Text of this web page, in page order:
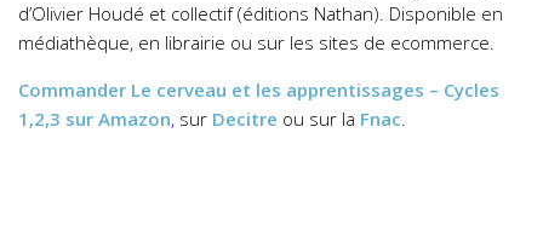
d’Olivier Houdé et collectif (éditions Nathan). Disponible en
médiathèque, en librairie ou sur les sites de ecommerce.
Commander Le cerveau et les apprentissages – Cycles
1,2,3 sur Amazon, sur Decitre ou sur la Fnac.